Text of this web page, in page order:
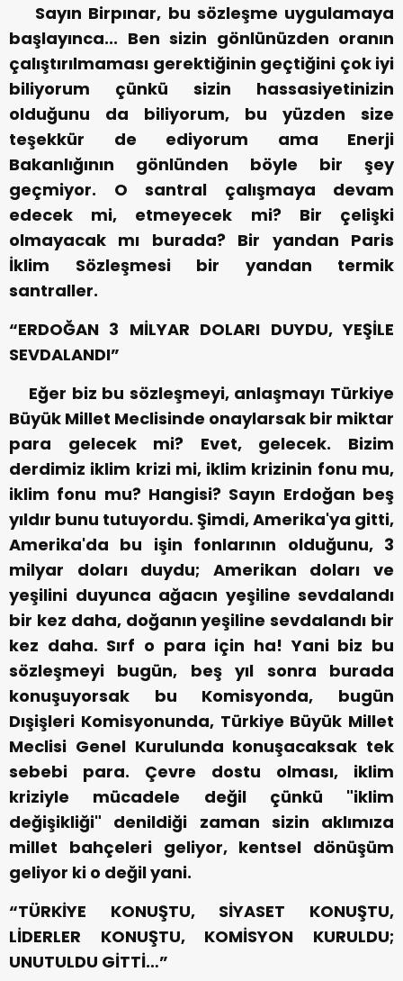
Sayın Birpınar, bu sözleşme uygulamaya
başlayınca... Ben sizin gönlünüzden oranın
çalıştırılmaması gerektiğinin geçtiğini çok iyi
biliyorum çünkü sizin hassasiyetinizin
olduğunu da biliyorum, bu yüzden size
teşekkür de ediyorum ama Enerji
Bakanlığının gönlünden böyle bir şey
geçmiyor. O santral çalışmaya devam
edecek mi, etmeyecek mi? Bir çelişki
olmayacak mı burada? Bir yandan Paris
İklim Sözleşmesi bir yandan termik
santraller.
“ERDOĞAN 3 MİLYAR DOLARI DUYDU, YEŞİLE
SEVDALANDI”
Eğer biz bu sözleşmeyi, anlaşmayı Türkiye
Büyük Millet Meclisinde onaylarsak bir miktar
para gelecek mi? Evet, gelecek. Bizim
derdimiz iklim krizi mi, iklim krizinin fonu mu,
iklim fonu mu? Hangisi? Sayın Erdoğan beş
yıldır bunu tutuyordu. Şimdi, Amerika'ya gitti,
Amerika'da bu işin fonlarının olduğunu, 3
milyar doları duydu; Amerikan doları ve
yeşilini duyunca ağacın yeşiline sevdalandı
bir kez daha, doğanın yeşiline sevdalandı bir
kez daha. Sırf o para için ha! Yani biz bu
sözleşmeyi bugün, beş yıl sonra burada
konuşuyorsak bu Komisyonda, bugün
Dışişleri Komisyonunda, Türkiye Büyük Millet
Meclisi Genel Kurulunda konuşacaksak tek
sebebi para. Çevre dostu olması, iklim
kriziyle mücadele değil çünkü "iklim
değişikliği" denildiği zaman sizin aklımıza
millet bahçeleri geliyor, kentsel dönüşüm
geliyor ki o değil yani.
“TÜRKİYE KONUŞTU, SİYASET KONUŞTU,
LİDERLER KONUŞTU, KOMİSYON KURULDU;
UNUTULDU GİTTİ…”